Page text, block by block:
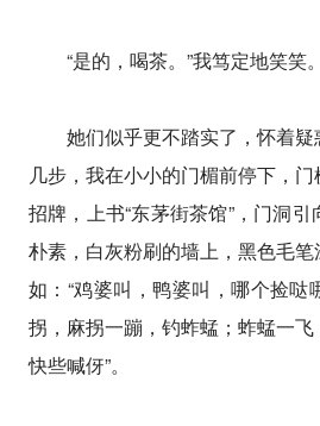
“是的，喝茶。”我笃定地笑笑。
她们似乎更不踏实了，怀着疑
几步，我在小小的门楣前停下，
招牌，上书“东茅街茶馆”，门洞
朴素，白灰粉刷的墙上，黑色毛
如：“鸡婆叫，鸭婆叫，哪个捡哒
拐，麻拐一蹦，钓蚱蜢；蚱蜢一飞
快些喊伢”。